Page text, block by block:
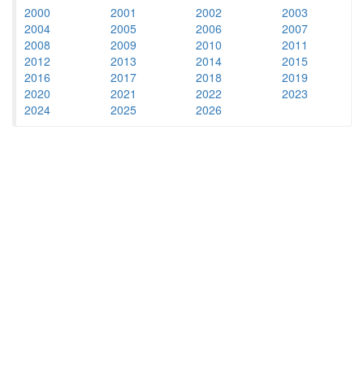
2000 2001 2002
2003
2004
2005 2006
2007
2008
2009 2010
2011
2012
2013 2014
2015
2016
2017 2018
2019
2020
2021 2022
2023
2024
2025 2026